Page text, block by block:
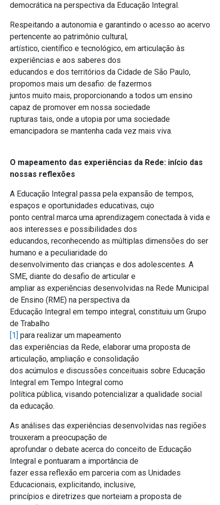
democrática na perspectiva da Educação Integral.
Respeitando a autonomia e garantindo o acesso ao acervo
pertencente ao patrimônio cultural,
artístico, científico e tecnológico, em articulação às
experiências e aos saberes dos
educandos e dos territórios da Cidade de São Paulo,
propomos mais um desafio: de fazermos
juntos muito mais, proporcionando a todos um ensino
capaz de promover em nossa sociedade
rupturas tais, onde a utopia por uma sociedade
emancipadora se mantenha cada vez mais viva.
O mapeamento das experiências da Rede: início das
nossas reflexões
A Educação Integral passa pela expansão de tempos,
espaços e oportunidades educativas, cujo
ponto central marca uma aprendizagem conectada à vida e
aos interesses e possibilidades dos
educandos, reconhecendo as múltiplas dimensões do ser
humano e a peculiaridade do
desenvolvimento das crianças e dos adolescentes. A
SME, diante do desafio de articular e
ampliar as experiências desenvolvidas na Rede Municipal
de Ensino (RME) na perspectiva da
Educação Integral em tempo integral, constituiu um Grupo
de Trabalho
[1] para realizar um mapeamento
das experiências da Rede, elaborar uma proposta de
articulação, ampliação e consolidação
dos acúmulos e discussões conceituais sobre Educação
Integral em Tempo Integral como
política pública, visando potencializar a qualidade social
da educação.
As análises das experiências desenvolvidas nas regiões
trouxeram a preocupação de
aprofundar o debate acerca do conceito de Educação
Integral e pontuaram a importância de
fazer essa reflexão em parceria com as Unidades
Educacionais, explicitando, inclusive,
princípios e diretrizes que norteiam a proposta de